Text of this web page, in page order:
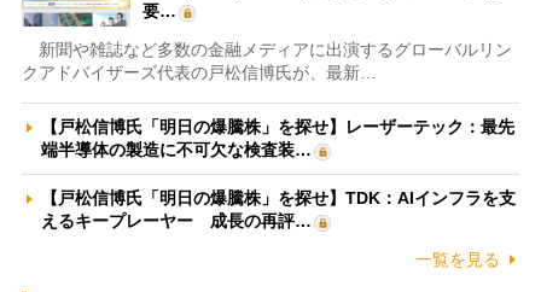
要…
新聞や雑誌など多数の金融メディアに出演するグローバルリン
クアドバイザーズ代表の戸松信博氏が、最新…
【戸松信博氏「明日の爆騰株」を探せ】レーザーテック：最先
端半導体の製造に不可欠な検査装…
【戸松信博氏「明日の爆騰株」を探せ】TDK：AIインフラを支
えるキープレーヤー 成長の再評…
一覧を見る